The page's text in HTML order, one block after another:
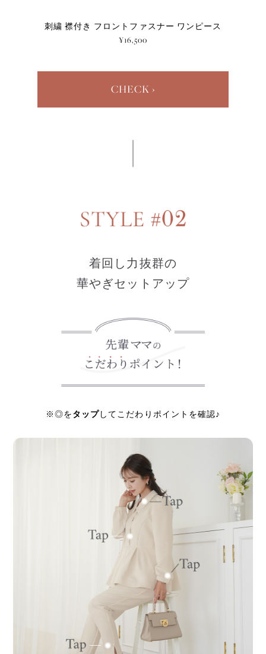
刺繍 襟付き フロントファスナー ワンピース
¥16,500
CHECK ›
着回し力抜群の
華やぎセットアップ
※◎をタップしてこだわりポイントを確認♪